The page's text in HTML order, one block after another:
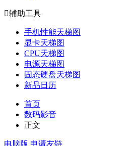
辅助工具
手机性能天梯图
显卡天梯图
CPU天梯图
电源天梯图
固态硬盘天梯图
新品日历
首页
数码影音
正文
电脑版 申请友链